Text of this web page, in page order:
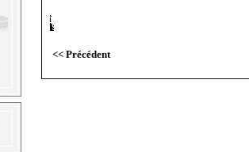
<< Précédent